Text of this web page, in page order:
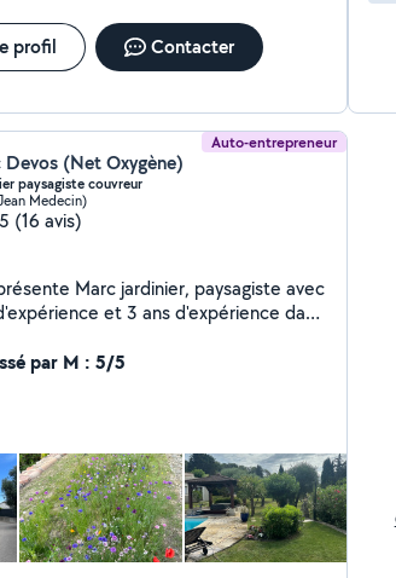
profil Contacter
Auto-entrepreneur
Devos (Net Oxygène)
paysagiste couvreur
Medecin)
(16 avis)
Marc jardinier, paysagiste avec
et 3 ans d'expérience dans
du client est une priorité pour
par M : 5/5